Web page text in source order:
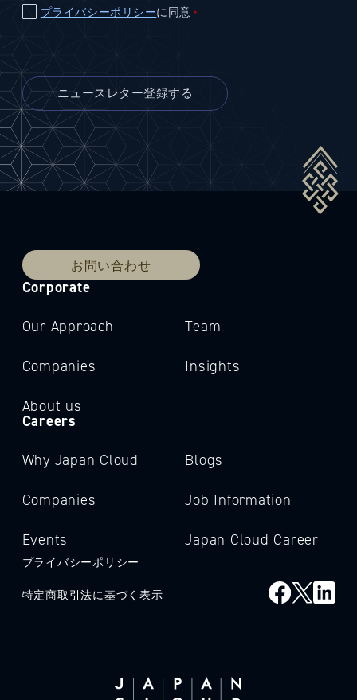
プライバシーポリシーに同意 ＊
お問い合わせ
Corporate
Our Approach
Companies
About us
Team
Insights
Careers
Why Japan Cloud
Companies
Events
Blogs
Job Information
Japan Cloud Career
プライバシーポリシー
特定商取引法に基づく表示